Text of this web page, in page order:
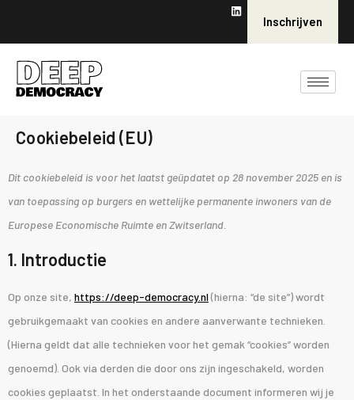
Inschrijven
Cookiebeleid (EU)
Dit cookiebeleid is voor het laatst geüpdatet op 28 november 2025 en is
van toepassing op burgers en wettelijke permanente inwoners van de
Europese Economische Ruimte en Zwitserland.
1. Introductie
Op onze site, https://deep-democracy.nl(hierna: “de site”) wordt
gebruikgemaakt van cookies en andere aanverwante technieken.
(Hierna geldt dat alle technieken voor het gemak “cookies” worden
genoemd). Ook via derden die door ons zijn ingeschakeld, worden
cookies geplaatst. In het onderstaande document informeren wij je